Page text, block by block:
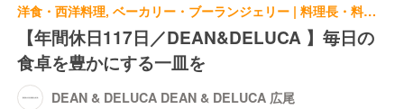
洋食・西洋料理, ベーカリー・ブーランジェリー | 料理長・料理長候補 | DEAN & DELUCA DEAN & DELUCA 広尾
【年間休日117日／DEAN&DELUCA 】毎日の
食卓を豊かにする一皿を
DEAN & DELUCA DEAN & DELUCA 広尾